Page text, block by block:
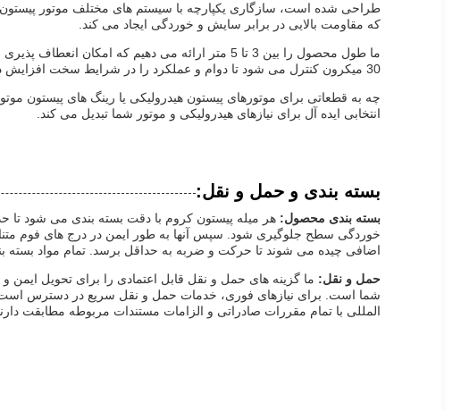
که مقاومت بالایی در برابر سایش و خوردگی ایجاد می کند.
30 میکرون کنترل می شود تا دوام و عملکرد را در شرایط سخت افزایش دهد.
چه به قطعاتی برای موتورهای پیستون هیدرولیکی یا رینگ های پیستون
انتخابی ایده آل برای نیازهای هیدرولیکی و موتور شما تبدیل می کند.
بسته بندی و حمل و نقل:
بسته بندی محصول: هر میله پیستون کروم با دقت بسته بندی می شود تا
خوردگی سطح جلوگیری شود. سپس آنها به طور ایمن در درج های فوم
اضافی چیده می شوند تا حرکت و ضربه به حداقل برسد. تمام مواد بسته
حمل و نقل: ما گزینه های حمل و نقل قابل اعتمادی را برای تحویل
شما است. برای نیازهای فوری، خدمات حمل و نقل سریع در دسترس
المللی با تمام مقررات صادراتی و الزامات مستندات مربوطه مطابقت